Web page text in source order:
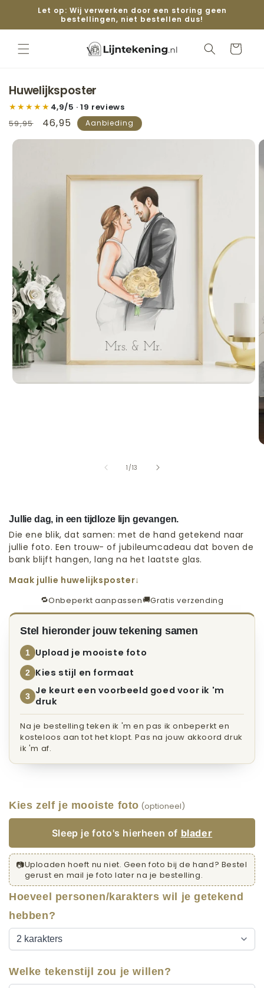
Meteen naarLet op: Wij verwerken door een storing geen
bestellingen, niet bestellen dus!
Winkelwagen
direct naar
1 /van
13
Huwelijksposter
★★★★★ 4,9/5 · 19 reviews
Normale
prijs
59,95 Aanbiedingsprijs
46,95 Aanbieding
Jullie dag, in een tijdloze lijn gevangen.
Die ene blik, dat samen: met de hand getekend naar
jullie foto. Een trouw- of jubileumcadeau dat boven de
bank blijft hangen, lang na het laatste glas.
Maak jullie huwelijksposter
🔁Onbeperkt aanpassen🚚Gratis verzending
Stel hieronder jouw tekening samen
1 Upload je mooiste foto
2 Kies stijl en formaat
3
Je keurt een voorbeeld goed voor ik 'm
druk
Na je bestelling teken ik 'm en pas ik onbeperkt en
kosteloos aan tot het klopt. Pas na jouw akkoord druk
ik 'm af.
Kies zelf je mooiste foto (optioneel)
Sleep je foto's hierheen of blader
📷Uploaden hoeft nu niet. Geen foto bij de hand? Bestel
gerust en mail je foto later na je bestelling.
Hoeveel personen/karakters wil je getekend
hebben?
Welke tekenstijl zou je willen?